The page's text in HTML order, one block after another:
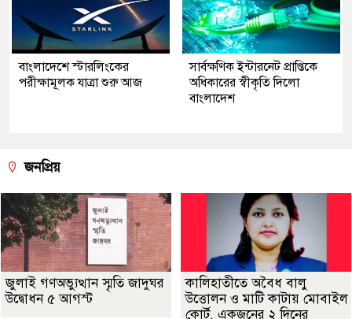
বাংলাদেশে স্টারলিংকের
পরীক্ষামূলক যাত্রা শুরু আজ
সার্বক্ষণিক ইন্টারনেট প্রাপ্তিকে
অধিকারের স্বীকৃতি দিলো
বাংলাদেশ
জনপ্রিয়
জুলাই গণঅভ্যুত্থান স্মৃতি জাদুঘর
উদ্বোধন ৫ আগস্ট
কালিহাতীতে অবৈধ বালু
উত্তোলন ও মাটি কাটায় মোবাইল
কোর্ট, একজনের ২ দিনের